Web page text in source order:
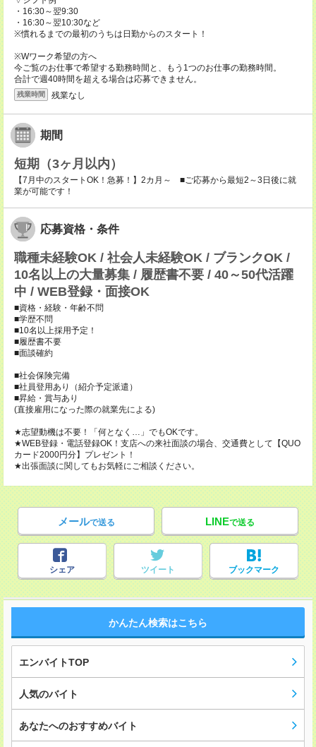
・16:30～翌9:30
・16:30～翌10:30など
※慣れるまでの最初のうちは日勤からのスタート！
※Wワーク希望の方へ
今ご覧のお仕事で希望する勤務時間と、もう1つのお仕事の勤務時間。
合計で週40時間を超える場合は応募できません。
残業時間 残業なし
期間
短期（3ヶ月以内）
【7月中のスタートOK！急募！】2カ月～ ■ご応募から最短2～3日後に就
業が可能です！
応募資格・条件
職種未経験OK / 社会人未経験OK / ブランクOK /
10名以上の大量募集 / 履歴書不要 / 40～50代活躍
中 / WEB登録・面接OK
■資格・経験・年齢不問
■学歴不問
■10名以上採用予定！
■履歴書不要
■面談確約
■社会保険完備
■社員登用あり（紹介予定派遣）
■昇給・賞与あり
(直接雇用になった際の就業先による)
★志望動機は不要！「何となく…」でもOKです。
★WEB登録・電話登録OK！支店への来社面談の場合、交通費として【QUO
カード2000円分】プレゼント！
★出張面談に関してもお気軽にご相談ください。
メールで送る LINEで送る
シェア ツイート ブックマーク
かんたん検索はこちら
エンバイトTOP
人気のバイト
あなたへのおすすめバイト